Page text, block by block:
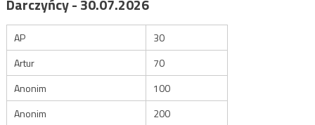
Darczyńcy - 30.07.2026
AP
30
Artur
70
Anonim
100
Anonim
200